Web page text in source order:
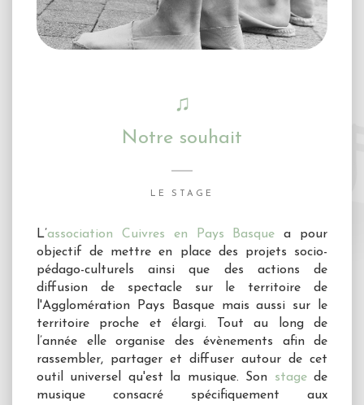
♫
Notre souhait
LE STAGE
L’association Cuivres en Pays Basque a pour
objectif de mettre en place des projets socio-
pédago-culturels ainsi que des actions de
diffusion de spectacle sur le territoire de
l'Agglomération Pays Basque mais aussi sur le
territoire proche et élargi. Tout au long de
l’année elle organise des évènements afin de
rassembler, partager et diffuser autour de cet
outil universel qu'est la musique. Son stagede
musique consacré spécifiquement aux